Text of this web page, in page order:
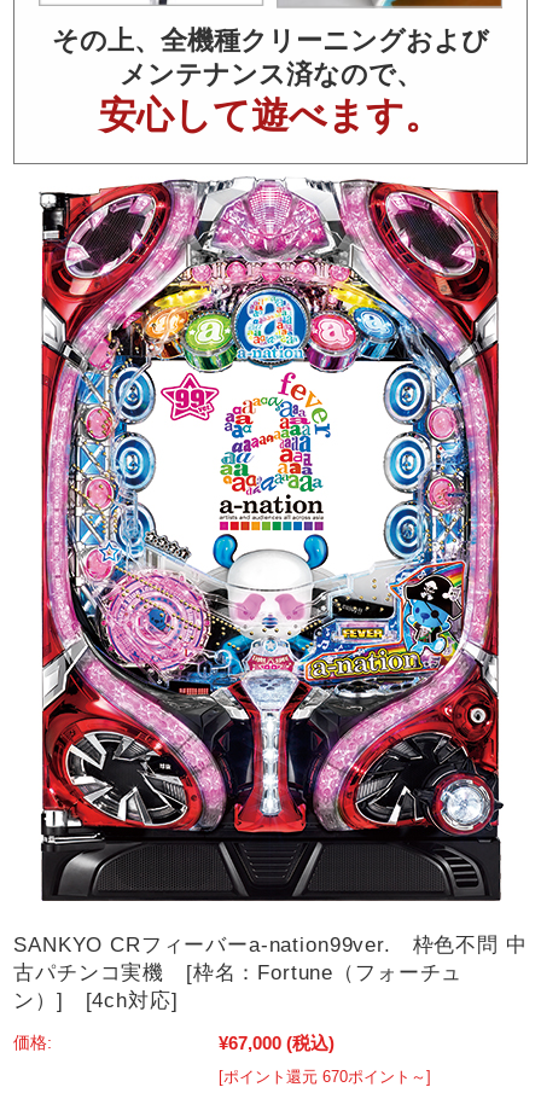
その上、全機種クリーニングおよび
メンテナンス済なので、
安心して遊べます。
SANKYO CRフィーバーa-nation99ver. 枠色不問 中
古パチンコ実機 [枠名：Fortune（フォーチュ
ン）] [4ch対応]
価格: ¥67,000 (税込)
[ポイント還元 670ポイント～]